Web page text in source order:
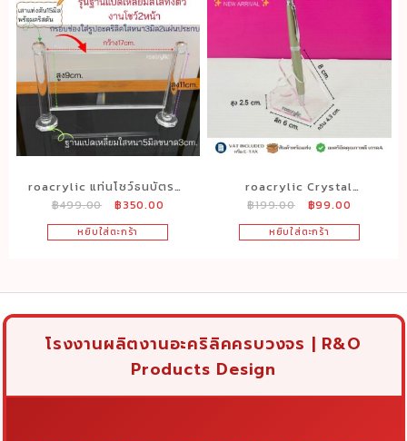
roacrylic แท่นโชว์ธนบัตรสะ
สมอะคริลิคใส รุ่นคริสตัลตั้ง
โต๊ะ ขนาด 20×13 ซม. สำหรับ
฿499.00
Original
price
was:
฿350.00
price
is:
หยิบใส่ตะกร้า
roacrylic Crystal
Signature Stand แท่นวาง
ปากกาอะคริลิคใส แบบวางปา
฿199.00
Original
price
was:
฿99.00
price
is:
หยิบใส่ตะกร้า
โรงงานผลิตงานอะคริลิคครบวงจร | R&O
Products Design